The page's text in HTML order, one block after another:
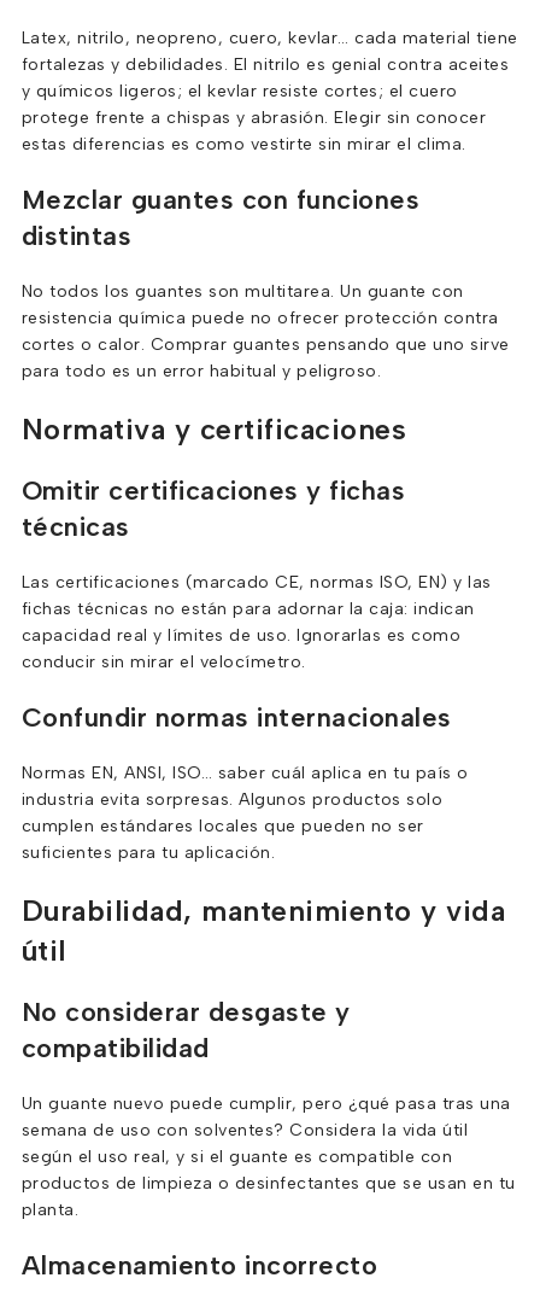
Latex, nitrilo, neopreno, cuero, kevlar… cada material tiene
fortalezas y debilidades. El nitrilo es genial contra aceites
y químicos ligeros; el kevlar resiste cortes; el cuero
protege frente a chispas y abrasión. Elegir sin conocer
estas diferencias es como vestirte sin mirar el clima.
Mezclar guantes con funciones
distintas
No todos los guantes son multitarea. Un guante con
resistencia química puede no ofrecer protección contra
cortes o calor. Comprar guantes pensando que uno sirve
para todo es un error habitual y peligroso.
Normativa y certificaciones
Omitir certificaciones y fichas
técnicas
Las certificaciones (marcado CE, normas ISO, EN) y las
fichas técnicas no están para adornar la caja: indican
capacidad real y límites de uso. Ignorarlas es como
conducir sin mirar el velocímetro.
Confundir normas internacionales
Normas EN, ANSI, ISO… saber cuál aplica en tu país o
industria evita sorpresas. Algunos productos solo
cumplen estándares locales que pueden no ser
suficientes para tu aplicación.
Durabilidad, mantenimiento y vida
útil
No considerar desgaste y
compatibilidad
Un guante nuevo puede cumplir, pero ¿qué pasa tras una
semana de uso con solventes? Considera la vida útil
según el uso real, y si el guante es compatible con
productos de limpieza o desinfectantes que se usan en tu
planta.
Almacenamiento incorrecto